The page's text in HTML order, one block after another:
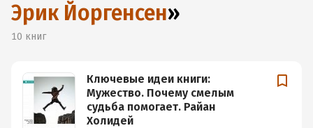
Эрик Йоргенсен»
10 книг
Ключевые идеи книги:
Мужество. Почему смелым
судьба помогает. Райан
Холидей